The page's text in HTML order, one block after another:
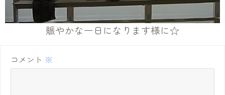
賑やかな一日になります様に☆
コメント ※